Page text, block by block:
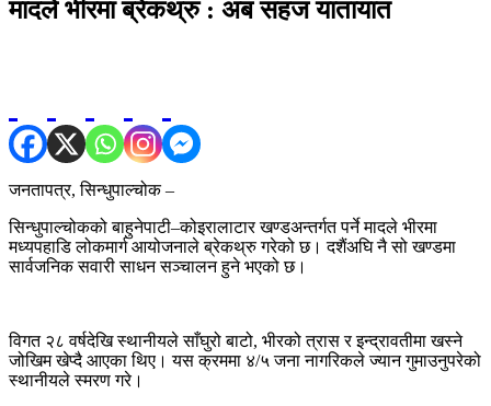
मादले भीरमा ब्रेकथ्रु : अब सहज यातायात
जनतापत्र, सिन्धुपाल्चोक –
सिन्धुपाल्चोकको बाहुनेपाटी–कोइरालाटार खण्डअन्तर्गत पर्ने मादले भीरमा
मध्यपहाडि लोकमार्ग आयोजनाले ब्रेकथ्रु गरेको छ। दशैंअघि नै सो खण्डमा
सार्वजनिक सवारी साधन सञ्चालन हुने भएको छ।
विगत २८ वर्षदेखि स्थानीयले साँघुरो बाटो, भीरको त्रास र इन्द्रावतीमा खस्ने
जोखिम खेप्दै आएका थिए। यस क्रममा ४/५ जना नागरिकले ज्यान गुमाउनुपरेको
स्थानीयले स्मरण गरे।